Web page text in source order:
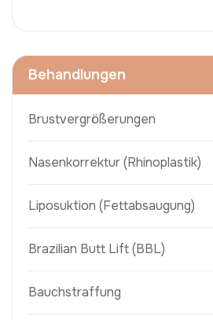
Behandlungen
Brustvergrößerungen
Nasenkorrektur (Rhinoplastik)
Liposuktion (Fettabsaugung)
Brazilian Butt Lift (BBL)
Bauchstraffung